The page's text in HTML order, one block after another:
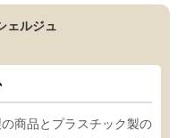
ェルジュ
商品とプラスチック製の